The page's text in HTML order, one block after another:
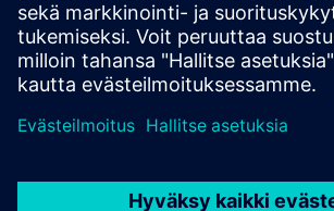
reaaliaikaista dataa ja IT/OT-lähentymistä.
Lue lisää